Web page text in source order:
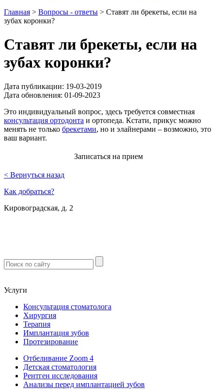
Главная > Вопросы - ответы > Ставят ли брекеты, если на
зубах коронки?
Ставят ли брекеты, если на
зубах коронки?
Дата публикации: 19-03-2019
Дата обновления: 01-09-2023
Это индивидуальный вопрос, здесь требуется совместная
консультация ортодонта и ортопеда. Кстати, прикус можно
менять не только брекетами, но и элайнерами – возможно, это
ваш вариант.
Записаться на прием
< Вернуться назад
Как добраться?
Кировоградская, д. 2
Услуги
Консультация стоматолога
Хирургия
Терапия
Имплантация зубов
Протезирование
Отбеливание Zoom 4
Детская стоматология
Рентген исследования
Анализы перед имплантацией зубов